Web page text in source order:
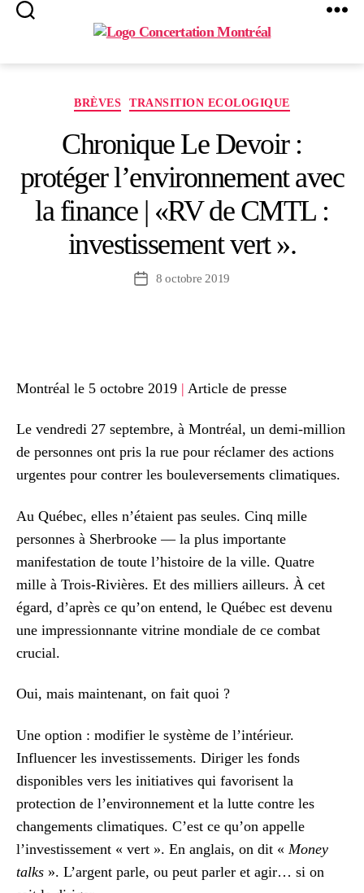
Montréal
Catégories
BRÈVES TRANSITION ECOLOGIQUE
Chronique Le Devoir :
protéger l’environnement avec
la finance | «RV de CMTL :
investissement vert ».
Date8 octobre 2019
Montréal le 5 octobre 2019 | Article de presse
Le vendredi 27 septembre, à Montréal, un demi-million
de personnes ont pris la rue pour réclamer des actions
urgentes pour contrer les bouleversements climatiques.
Au Québec, elles n’étaient pas seules. Cinq mille
personnes à Sherbrooke — la plus importante
manifestation de toute l’histoire de la ville. Quatre
mille à Trois-Rivières. Et des milliers ailleurs. À cet
égard, d’après ce qu’on entend, le Québec est devenu
une impressionnante vitrine mondiale de ce combat
crucial.
Oui, mais maintenant, on fait quoi ?
Une option : modifier le système de l’intérieur.
Influencer les investissements. Diriger les fonds
disponibles vers les initiatives qui favorisent la
protection de l’environnement et la lutte contre les
changements climatiques. C’est ce qu’on appelle
l’investissement « vert ». En anglais, on dit « Money
talks ». L’argent parle, ou peut parler et agir… si on